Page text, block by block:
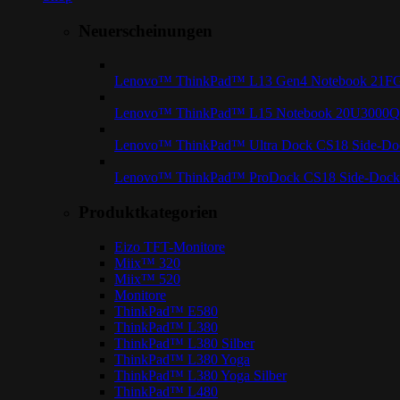
Lenovo™ ThinkPad™ L13 Gen4 Notebook
Lenovo™ ThinkPad™ L15 Notebook
Lenovo™ ThinkPad™ Ultra Dock CS18 Side-
Lenovo™ ThinkPad™ ProDock CS18 Side-
Eizo TFT-Monitore
Miix™ 320
Miix™ 520
Monitore
ThinkPad™ E580
ThinkPad™ L380
ThinkPad™ L380 Silber
ThinkPad™ L380 Yoga
ThinkPad™ L380 Yoga Silber
ThinkPad™ L480